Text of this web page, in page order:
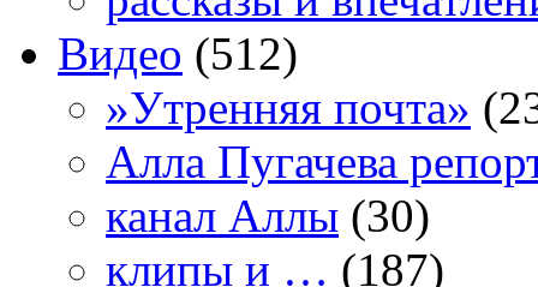
Видео (512)
»Утренняя почта»
Алла Пугачева
канал Аллы (30)
клипы и … (187)